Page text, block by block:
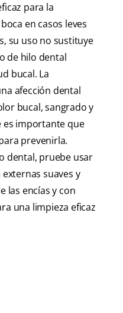
para la
en casos leves
su uso no sustituye
de hilo dental
bucal. La
afección dental
bucal, sangrado y
es importante que
prevenirla.
dental, pruebe usar
suaves y
las encías y con
una limpieza eficaz